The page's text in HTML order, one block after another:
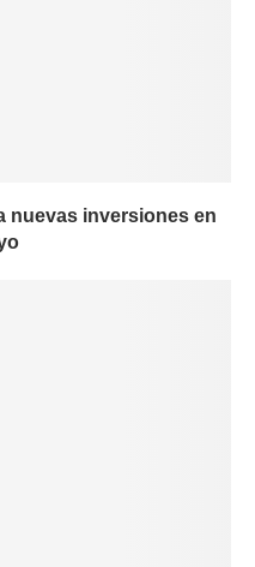
nuevas inversiones en